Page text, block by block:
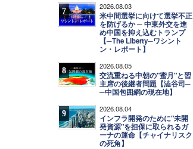
7 2026.08.03
米中間選挙に向けて選挙不正
を防げるか ─ 中東外交を進
め中国を抑え込むトランプ
【─The Liberty─ワシント
ン・レポート】
8 2026.08.05
交流重ねる中朝の"蜜月"と習
主席の後継者問題【澁谷司─
─中国包囲網の現在地】
9 2026.08.04
インフラ開発のために"未開
発資源"を担保に取られるガ
ーナの運命【チャイナリスク
の死角】